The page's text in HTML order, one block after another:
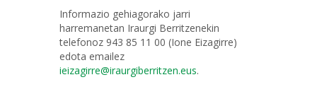
Informazio gehiagorako jarri
harremanetan Iraurgi Berritzenekin
telefonoz 943 85 11 00 (Ione Eizagirre)
edota emailez
ieizagirre@iraurgiberritzen.eus.